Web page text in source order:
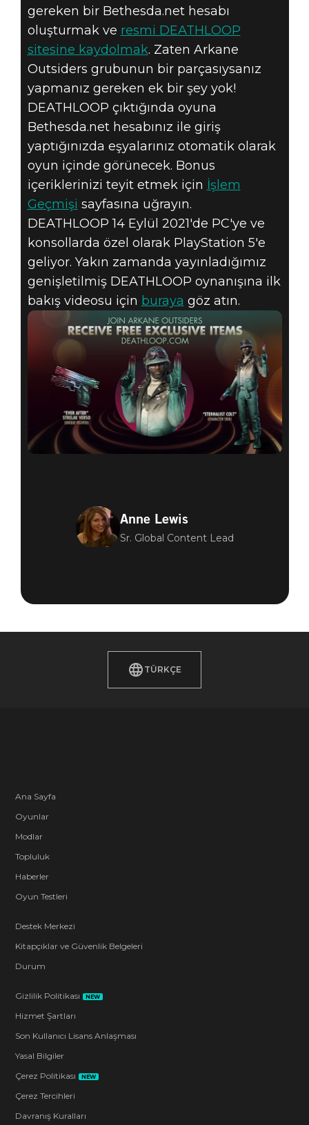
ÜCRETSIZ OYUN
İÇI DEATHLOOP
EŞYALARI
gereken bir Bethesda.net hesabı
oluşturmak ve resmi DEATHLOOP
sitesine kaydolmak. Zaten Arkane
Outsiders grubunun bir parçasıysanız
yapmanız gereken ek bir şey yok!
DEATHLOOP çıktığında oyuna
Bethesda.net hesabınız ile giriş
yaptığınızda eşyalarınız otomatik olarak
oyun içinde görünecek. Bonus
içeriklerinizi teyit etmek için İşlem
Geçmişi sayfasına uğrayın.
DEATHLOOP 14 Eylül 2021'de PC'ye ve
konsollarda özel olarak PlayStation 5'e
geliyor. Yakın zamanda yayınladığımız
genişletilmiş DEATHLOOP oynanışına ilk
bakış videosu için buraya göz atın.
Anne Lewis
Sr. Global Content Lead
TÜRKÇE
Ana Sayfa
Oyunlar
Modlar
Topluluk
Haberler
Oyun Testleri
Destek Merkezi
Kitapçıklar ve Güvenlik Belgeleri
Durum
Gizlilik Politikası NEW
Hizmet Şartları
Son Kullanıcı Lisans Anlaşması
Yasal Bilgiler
Çerez Politikası
NEW
Çerez Tercihleri
Davranış Kuralları